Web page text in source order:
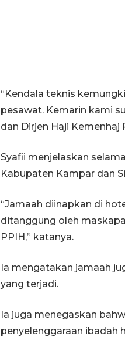
“Kendala teknis
pesawat. Kemarin kami
dan Dirjen Haji Kemenhaj
Syafii menjelaskan
Kabupaten Kampar dan
“Jamaah diinapkan di
ditanggung oleh
PPIH,” katanya.
Ia mengatakan jamaah
yang terjadi.
Ia juga menegaskan
penyelenggaraan ibadah